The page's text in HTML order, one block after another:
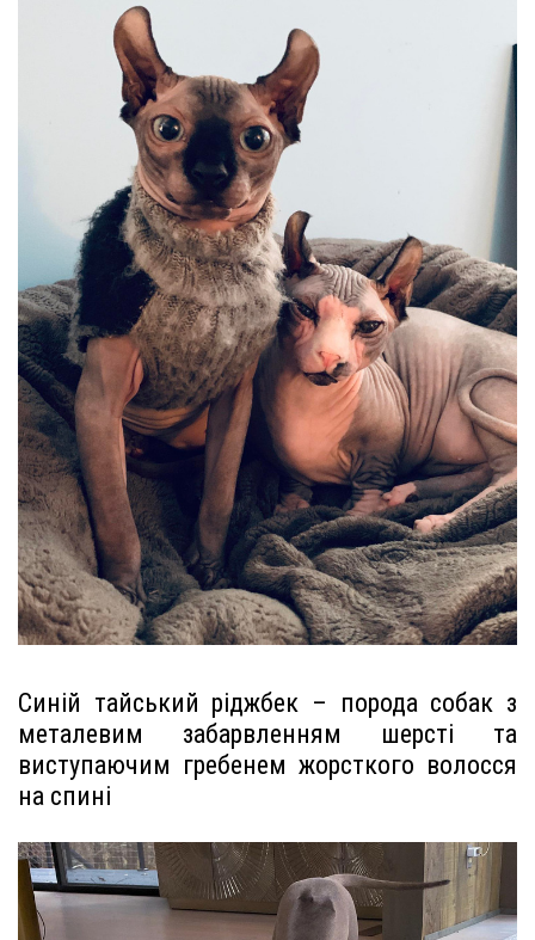
Синій тайський ріджбек – порода собак з
металевим забарвленням шерсті та
виступаючим гребенем жорсткого волосся
на спині